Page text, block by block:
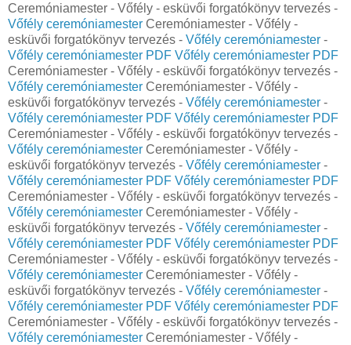
Ceremóniamester - Vőfély - esküvői forgatókönyv tervezés -
Vőfély ceremóniamester Ceremóniamester - Vőfély -
esküvői forgatókönyv tervezés - Vőfély ceremóniamester -
Vőfély ceremóniamester PDF Vőfély ceremóniamester PDF
Ceremóniamester - Vőfély - esküvői forgatókönyv tervezés -
Vőfély ceremóniamester Ceremóniamester - Vőfély -
esküvői forgatókönyv tervezés - Vőfély ceremóniamester -
Vőfély ceremóniamester PDF Vőfély ceremóniamester PDF
Ceremóniamester - Vőfély - esküvői forgatókönyv tervezés -
Vőfély ceremóniamester Ceremóniamester - Vőfély -
esküvői forgatókönyv tervezés - Vőfély ceremóniamester -
Vőfély ceremóniamester PDF Vőfély ceremóniamester PDF
Ceremóniamester - Vőfély - esküvői forgatókönyv tervezés -
Vőfély ceremóniamester Ceremóniamester - Vőfély -
esküvői forgatókönyv tervezés - Vőfély ceremóniamester -
Vőfély ceremóniamester PDF Vőfély ceremóniamester PDF
Ceremóniamester - Vőfély - esküvői forgatókönyv tervezés -
Vőfély ceremóniamester Ceremóniamester - Vőfély -
esküvői forgatókönyv tervezés - Vőfély ceremóniamester -
Vőfély ceremóniamester PDF Vőfély ceremóniamester PDF
Ceremóniamester - Vőfély - esküvői forgatókönyv tervezés -
Vőfély ceremóniamester Ceremóniamester - Vőfély -